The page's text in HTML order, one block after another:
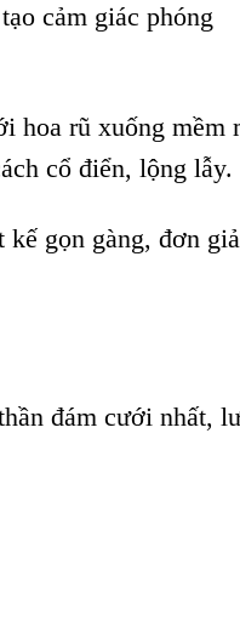
cảm giác phóng
hoa rũ xuống mềm
cổ điển, lộng lẫy.
gọn gàng, đơn
đám cưới nhất,